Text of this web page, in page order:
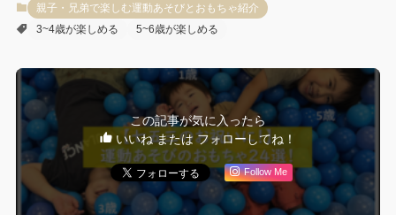
親子・兄弟で楽しむ運動あそびとおもちゃ紹介
3~4歳が楽しめる
5~6歳が楽しめる
この記事が気に入ったら
いいね または フォローしてね！
Follow Me